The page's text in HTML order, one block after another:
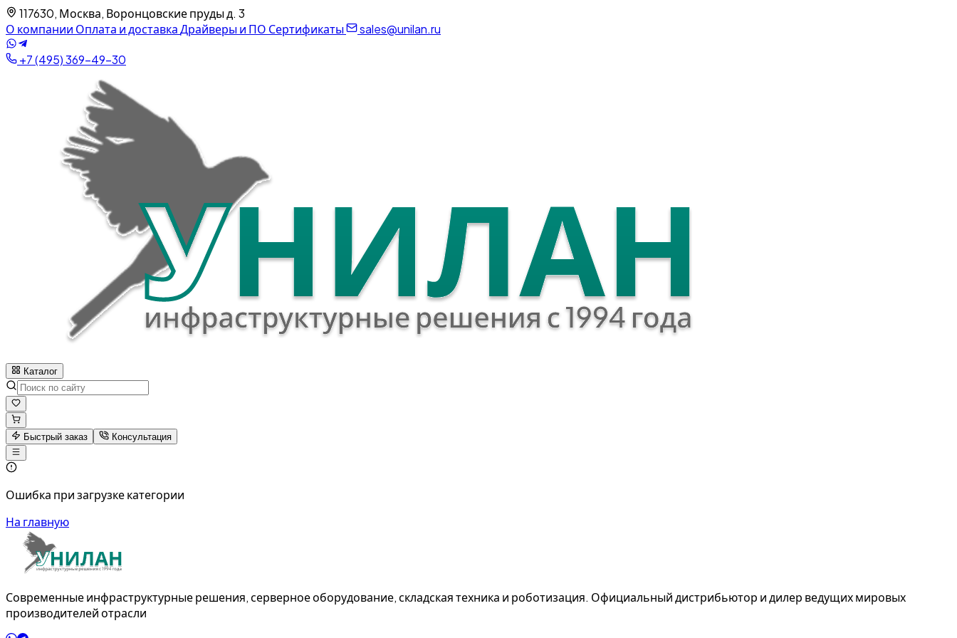
117630, Москва, Воронцовские пруды д. 3
О компании Оплата и доставкаДрайверы и ПО Сертификаты sales@unilan.ru
+7 (495) 369-49-30
Каталог
Быстрый заказ Консультация
Ошибка при загрузке категории
На главную
Современные инфраструктурные решения, серверное оборудование, складская техника и роботизация. Официальный дистрибьютор и дилер ведущих мировых
производителей отрасли